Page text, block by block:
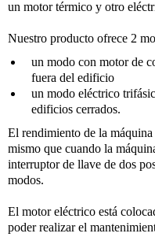
un motor térmico y otro
Nuestro producto ofrece 2
un modo con motor de
fuera del edificio
un modo eléctrico
edificios cerrados.
El rendimiento de la
mismo que cuando la
interruptor de llave de dos
modos.
El motor eléctrico está
poder realizar el